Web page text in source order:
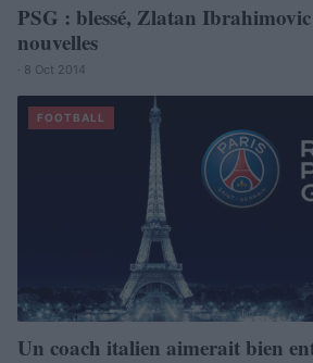
PSG : blessé, Zlatan Ibrahimovic
nouvelles
· 8 Oct 2014
FOOTBALL
Un coach italien aimerait bien